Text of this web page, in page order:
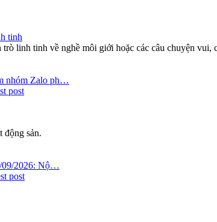
tinh
trò linh tinh về nghề môi giới hoặc các câu chuyện vui,
nhóm Zalo ph…
post
động sản.
09/2026: Nộ…
post